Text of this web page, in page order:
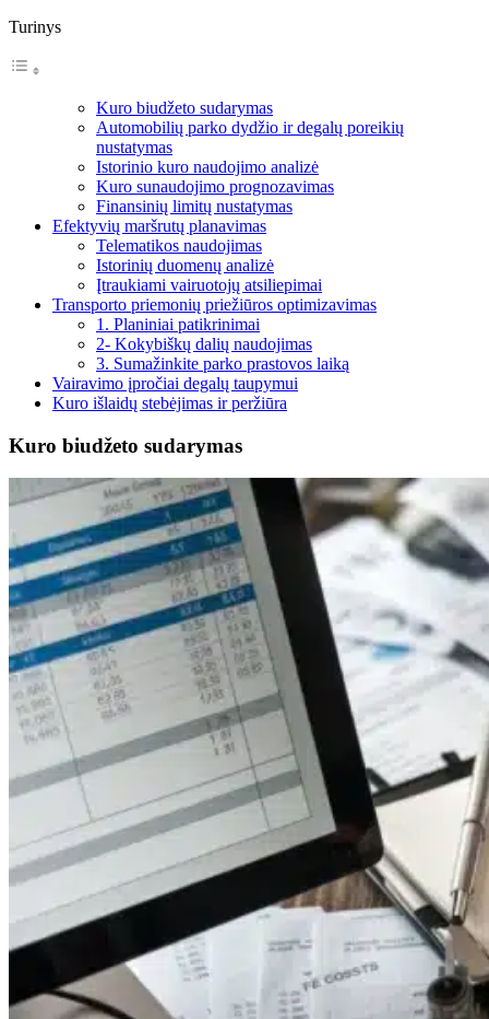
Turinys
Kuro biudžeto sudarymas
Automobilių parko dydžio ir degalų poreikių
nustatymas
Istorinio kuro naudojimo analizė
Kuro sunaudojimo prognozavimas
Finansinių limitų nustatymas
Efektyvių maršrutų planavimas
Telematikos naudojimas
Istorinių duomenų analizė
Įtraukiami vairuotojų atsiliepimai
Transporto priemonių priežiūros optimizavimas
1. Planiniai patikrinimai
2- Kokybiškų dalių naudojimas
3. Sumažinkite parko prastovos laiką
Vairavimo įpročiai degalų taupymui
Kuro išlaidų stebėjimas ir peržiūra
Kuro biudžeto sudarymas